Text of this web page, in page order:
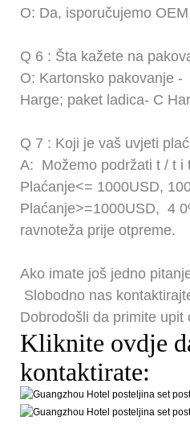
O: Da, isporučujemo
Q 6 : Šta kažete na
O: Kartonsko pakovanje -
Harge; paket ladica- C
Q 7 : Koji je vaš uvjeti
A: Možemo podržati t / t i
Plaćanje<= 1000USD,
Plaćanje>=1000USD, 4
ravnoteža prije otpreme.
Ako imate još jedno
Slobodno nas
Dobrodošli da primite upit
Kliknite ovdje
kontaktirate: